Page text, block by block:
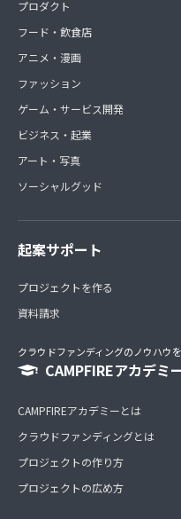
プロダクト
フード・飲食店
アニメ・漫画
ファッション
ゲーム・サービス開発
ビジネス・起業
アート・写真
ソーシャルグッド
起案サポート
プロジェクトを作る
資料請求
クラウドファンディングのノウハウ
CAMPFIREアカデミ
CAMPFIREアカデミーとは
クラウドファンディングとは
プロジェクトの作り方
プロジェクトの広め方